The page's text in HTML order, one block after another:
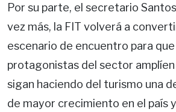
Por su parte, el secretario
vez más, la FIT volverá a
escenario de encuentro para
protagonistas del sector
sigan haciendo del turismo una
de mayor crecimiento en el país